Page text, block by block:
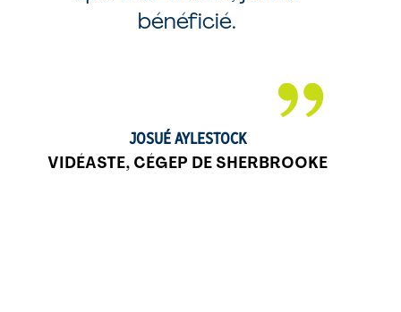
bénéficié.
JOSUÉ AYLESTOCK
VIDÉASTE, CÉGEP DE SHERBROOKE